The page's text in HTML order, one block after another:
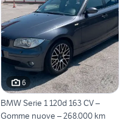
6
BMW Serie 1 120d 163 CV –
Gomme nuove – 268.000 km